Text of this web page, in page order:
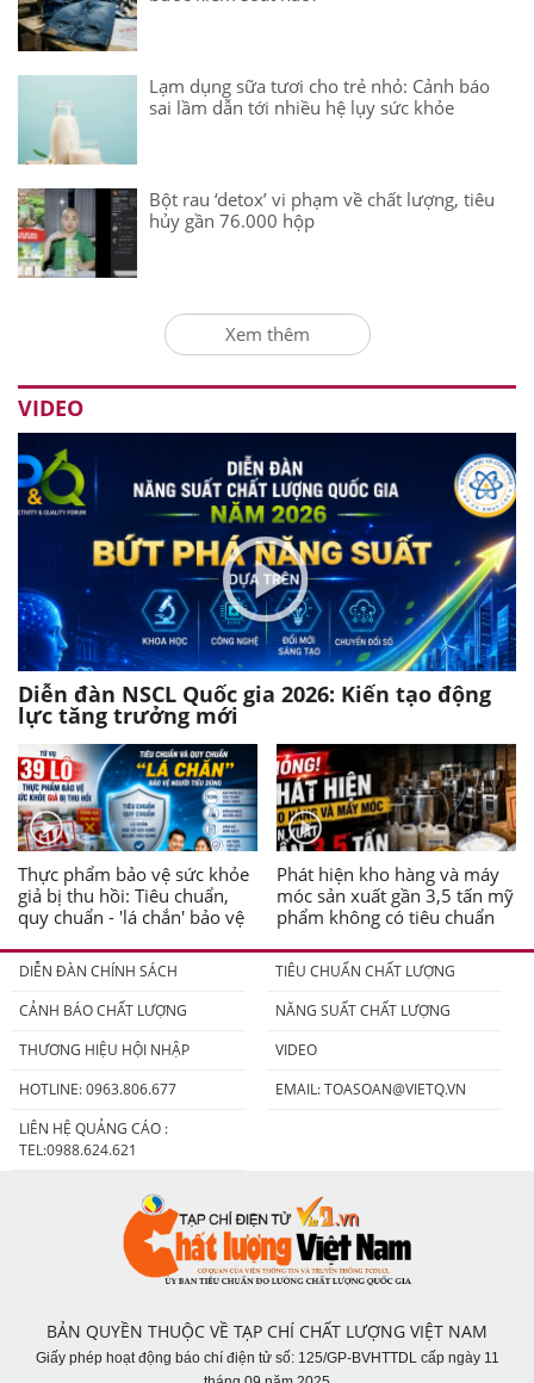
Lạm dụng sữa tươi cho trẻ nhỏ: Cảnh báo
sai lầm dẫn tới nhiều hệ lụy sức khỏe
Bột rau ‘detox’ vi phạm về chất lượng, tiêu
hủy gần 76.000 hộp
Xem thêm
VIDEO
Diễn đàn NSCL Quốc gia 2026: Kiến tạo động
lực tăng trưởng mới
Thực phẩm bảo vệ sức khỏe
giả bị thu hồi: Tiêu chuẩn,
quy chuẩn - 'lá chắn' bảo vệ
Phát hiện kho hàng và máy
móc sản xuất gần 3,5 tấn mỹ
phẩm không có tiêu chuẩn
DIỄN ĐÀN CHÍNH SÁCH
TIÊU CHUẨN CHẤT LƯỢNG
CẢNH BÁO CHẤT LƯỢNG
NĂNG SUẤT CHẤT LƯỢNG
THƯƠNG HIỆU HỘI NHẬP
VIDEO
HOTLINE: 0963.806.677
EMAIL:TOASOAN@VIETQ.VN
LIÊN HỆ QUẢNG CÁO :
TEL:0988.624.621
BẢN QUYỀN THUỘC VỀ TẠP CHÍ CHẤT LƯỢNG VIỆT NAM
Giấy phép hoạt động báo chí điện tử số: 125/GP-BVHTTDL cấp ngày 11